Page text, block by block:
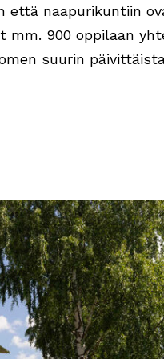
että naapurikuntiin
mm. 900 oppilaan
suurin